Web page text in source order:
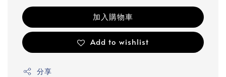
加入購物車
Add to wishlist
分享